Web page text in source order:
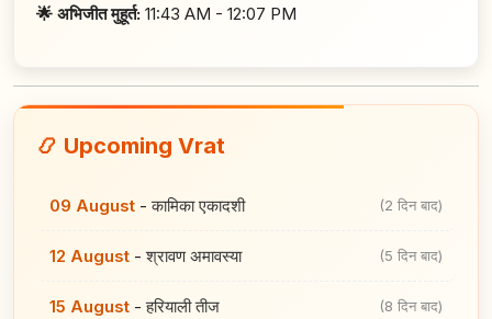
🌟 अभिजीत मुहूर्त: 11:43 AM - 12:07 PM
📿 Upcoming Vrat
09 August -कामिका एकादशी (2 दिन बाद)
12 August -श्रावण अमावस्या (5 दिन बाद)
15 August -हरियाली तीज (8 दिन बाद)